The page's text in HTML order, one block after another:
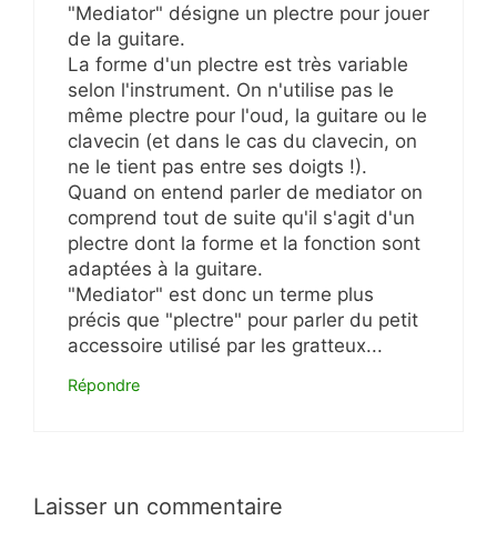
"Mediator" désigne un plectre pour jouer
de la guitare.
La forme d'un plectre est très variable
selon l'instrument. On n'utilise pas le
même plectre pour l'oud, la guitare ou le
clavecin (et dans le cas du clavecin, on
ne le tient pas entre ses doigts !).
Quand on entend parler de mediator on
comprend tout de suite qu'il s'agit d'un
plectre dont la forme et la fonction sont
adaptées à la guitare.
"Mediator" est donc un terme plus
précis que "plectre" pour parler du petit
accessoire utilisé par les gratteux...
Répondre
Laisser un commentaire